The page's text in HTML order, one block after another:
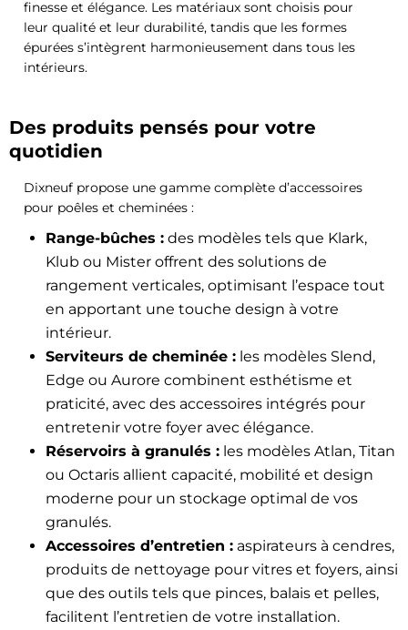
finesse et élégance. Les matériaux sont choisis pour
leur qualité et leur durabilité, tandis que les formes
épurées s’intègrent harmonieusement dans tous les
intérieurs.
Des produits pensés pour votre
quotidien
Dixneuf propose une gamme complète d’accessoires
pour poêles et cheminées :
Range-bûches : des modèles tels que Klark,
Klub ou Mister offrent des solutions de
rangement verticales, optimisant l’espace tout
en apportant une touche design à votre
intérieur.
Serviteurs de cheminée : les modèles Slend,
Edge ou Aurore combinent esthétisme et
praticité, avec des accessoires intégrés pour
entretenir votre foyer avec élégance.
Réservoirs à granulés : les modèles Atlan, Titan
ou Octaris allient capacité, mobilité et design
moderne pour un stockage optimal de vos
granulés.
Accessoires d’entretien : aspirateurs à cendres,
produits de nettoyage pour vitres et foyers, ainsi
que des outils tels que pinces, balais et pelles,
facilitent l’entretien de votre installation.